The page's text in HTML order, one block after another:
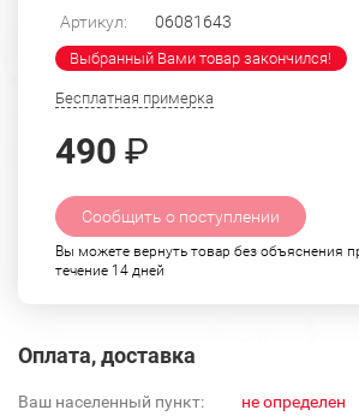
Артикул: 06081643
Выбранный Вами товар закончился!
Бесплатная примерка
490 ₽
Сообщить о поступлении
Вы можете вернуть товар без объяснения
течение 14 дней
Оплата, доставка
Ваш населенный пункт: не определен